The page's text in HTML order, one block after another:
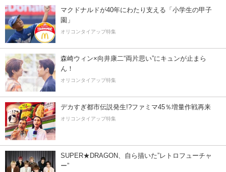
マクドナルドが40年にわたり支える「小学生の甲子
園」
オリコンタイアップ特集
森崎ウィン×向井康二“両片思い”にキュンが止まら
ん！
オリコンタイアップ特集
デカすぎ都市伝説発生!?ファミマ45％増量作戦再来
オリコンタイアップ特集
SUPER★DRAGON、自ら描いた”レトロフューチャ
ー”